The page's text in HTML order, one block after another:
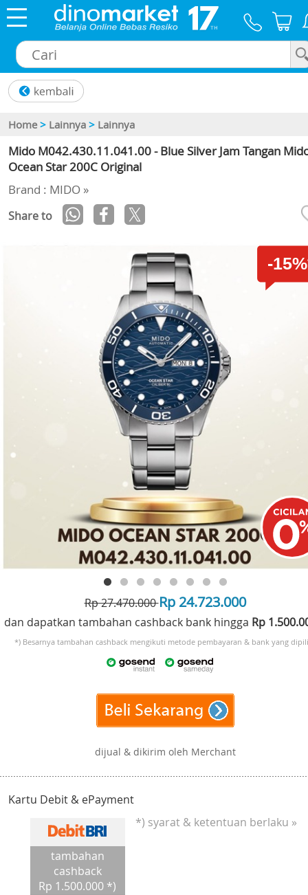
Home > Lainnya > Lainnya
Mido M042.430.11.041.00 - Blue Silver Jam Tangan
Ocean Star 200C Original
Brand : MIDO »
Share to
-
Rp 27.470.000Rp 24.723.000
dan dapatkan tambahan cashback bank hingga Rp
*) Besarnya tambahan cashback mengikuti metode pembayaran & bank yang
dijual & dikirim oleh Merchant
Kartu Debit & ePayment
tambahan
cashback
Rp 1.500.000 *)
*) syarat & ketentuan berlaku »